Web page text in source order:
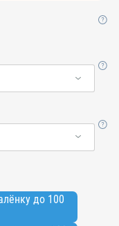
до 100